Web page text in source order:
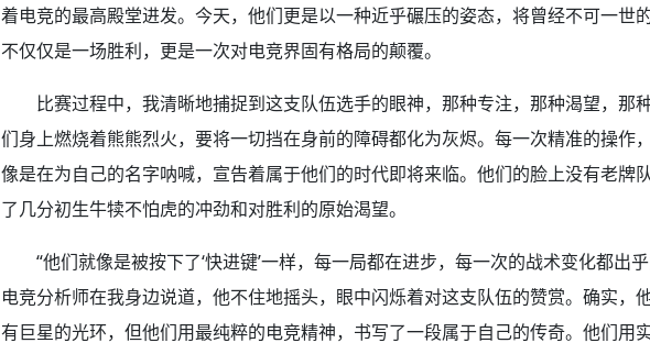
着电竞的最高殿堂进发。今天，他们更是以一种近乎碾压的姿态，将曾经不可一世
不仅仅是一场胜利，更是一次对电竞界固有格局的颠覆。
比赛过程中，我清晰地捕捉到这支队伍选手的眼神，那种专注，那种渴望，那
们身上燃烧着熊熊烈火，要将一切挡在身前的障碍都化为灰烬。每一次精准的操作
像是在为自己的名字呐喊，宣告着属于他们的时代即将来临。他们的脸上没有老牌
了几分初生牛犊不怕虎的冲劲和对胜利的原始渴望。
“他们就像是被按下了‘快进键’一样，每一局都在进步，每一次的战术变化都出
电竞分析师在我身边说道，他不住地摇头，眼中闪烁着对这支队伍的赞赏。确实，
有巨星的光环，但他们用最纯粹的电竞精神，书写了一段属于自己的传奇。他们用